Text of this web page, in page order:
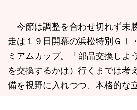
今節は調整を合わせ切れず未
走は１９日開幕の浜松特別ＧⅠ
ミアムカップ。「部品交換しよ
を交換するかは）行くまでは考
備を視野に入れつつ、本格的な